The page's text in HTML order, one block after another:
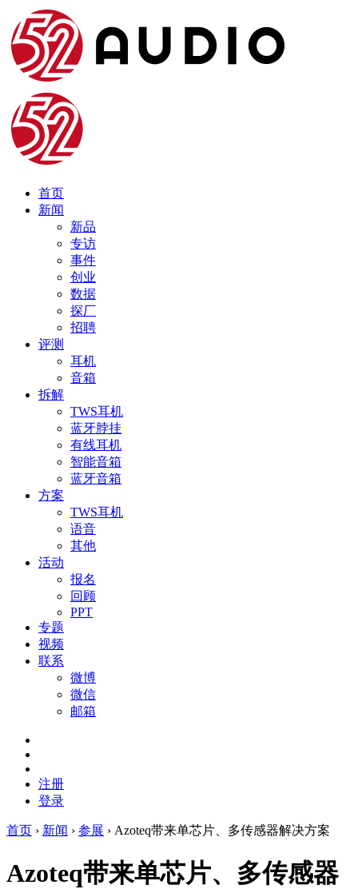
首页
新闻
新品
专访
事件
创业
数据
探厂
招聘
评测
耳机
音箱
拆解
TWS耳机
蓝牙脖挂
有线耳机
智能音箱
蓝牙音箱
方案
TWS耳机
语音
其他
活动
报名
回顾
PPT
专题
视频
联系
微博
微信
邮箱
注册
登录
首页 › 新闻 › 参展 › Azoteq带来单芯片、多传感器解决方案
Azoteq带来单芯片、多传感器